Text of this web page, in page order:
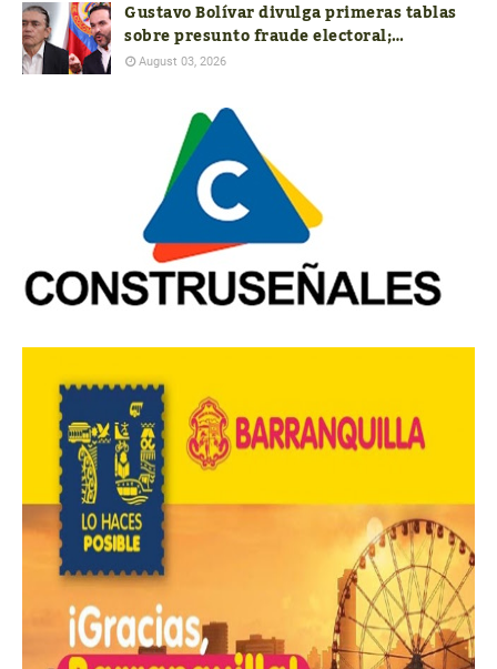
Gustavo Bolívar divulga primeras tablas
sobre presunto fraude electoral;
autoridades aún no responden a las
August 03, 2026